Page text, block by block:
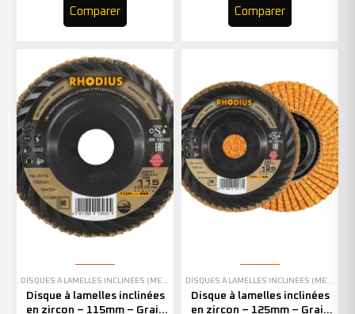
Comparer Comparer
Disque à lamelles inclinées
en zircon – 115mm – Grain
Disque à lamelles inclinées
en zircon – 125mm – Grain